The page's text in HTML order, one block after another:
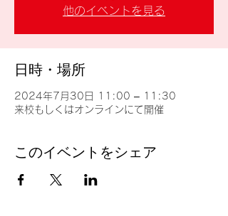
他のイベントを見る
日時・場所
2024年7月30日 11:00 – 11:30
来校もしくはオンラインにて開催
このイベントをシェア